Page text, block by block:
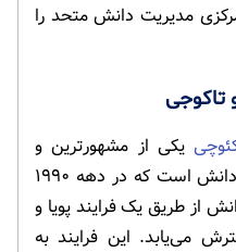
مدیریت دانش متحد را
تاکوجی
یکی از مشهورترین و
پرکاربردترین مدل‌های مدیریت دانش است که در دهه ۱۹۹۰
از طریق یک فرایند پویا و
می‌یابد. این فرایند به